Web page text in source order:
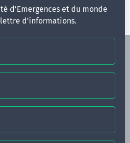
d'Emergences et du monde
d'informations.